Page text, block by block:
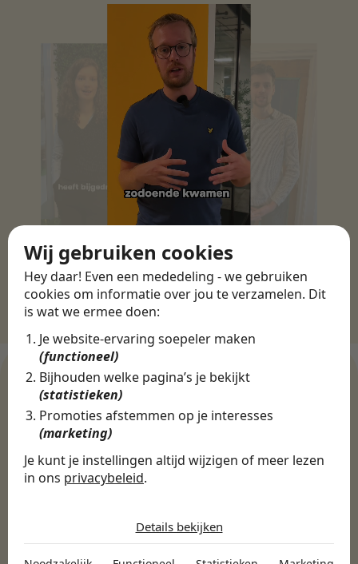
Wij gebruiken cookies
Hey daar! Even een mededeling - we gebruiken
cookies om informatie over jou te verzamelen. Dit
is wat we ermee doen:
Je website-ervaring soepeler maken
(functioneel)
Bijhouden welke pagina’s je bekijkt
(statistieken)
Promoties afstemmen op je interesses
(marketing)
Je kunt je instellingen altijd wijzigen of meer lezen
in ons privacybeleid.
Noodzakelijk
Details bekijken
WERKGEVERS
Ontdek meer dan 500+
werkgevers